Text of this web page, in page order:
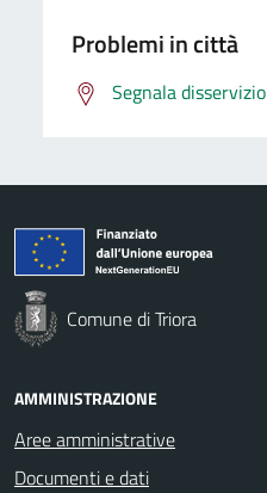
Problemi in città
Segnala disservizio
Comune di Triora
AMMINISTRAZIONE
Aree amministrative
Documenti e dati